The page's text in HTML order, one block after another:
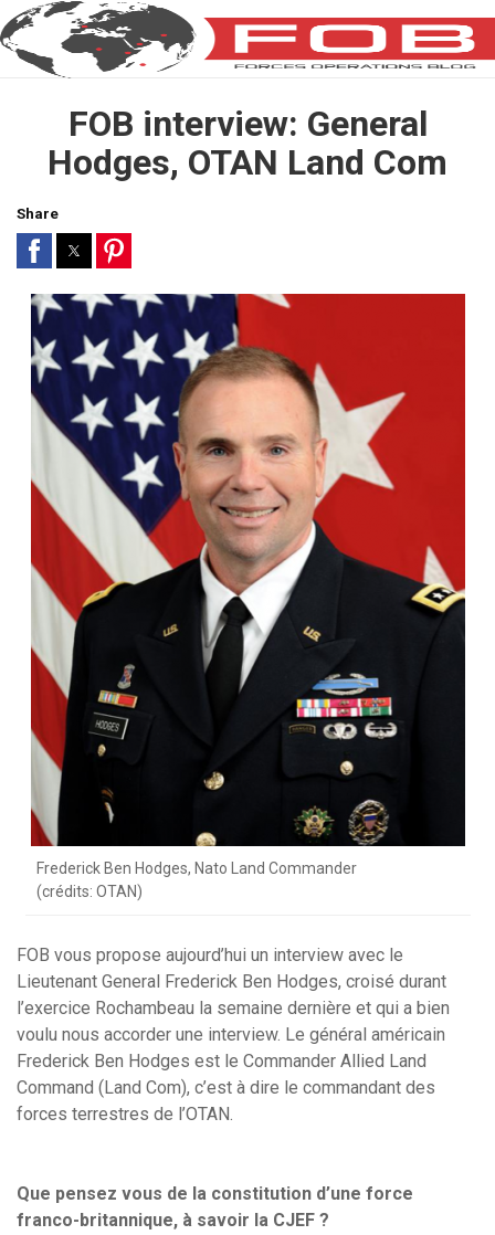
FOB interview: General
Hodges, OTAN Land Com
Share
Frederick Ben Hodges, Nato Land Commander
(crédits: OTAN)
FOB vous propose aujourd’hui un interview avec le
Lieutenant General Frederick Ben Hodges, croisé durant
l’exercice Rochambeau la semaine dernière et qui a bien
voulu nous accorder une interview. Le général américain
Frederick Ben Hodges est le Commander Allied Land
Command (Land Com), c’est à dire le commandant des
forces terrestres de l’OTAN.
Que pensez vous de la constitution d’une force
franco-britannique, à savoir la CJEF ?